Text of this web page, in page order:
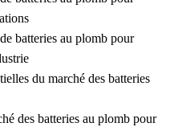
batteries au plomb pour
du marché des batteries
des batteries au plomb pour